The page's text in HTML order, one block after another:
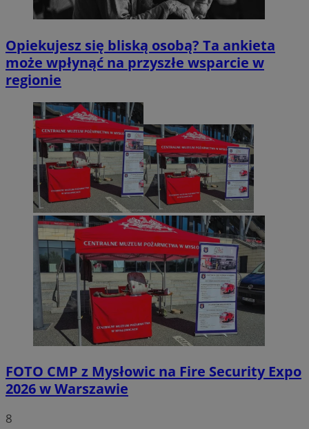
Opiekujesz się bliską osobą? Ta ankieta
może wpłynąć na przyszłe wsparcie w
regionie
FOTO CMP z Mysłowic na Fire Security Expo
2026 w Warszawie
8